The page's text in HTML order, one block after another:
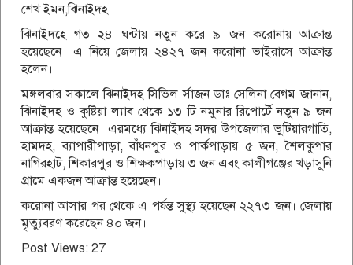
শেখ ইমন,ঝিনাইদহ
ঝিনাইদহে গত ২৪ ঘন্টায় নতুন করে ৯ জন করোনায় আক্রান্ত
হয়েছেনে। এ নিয়ে জেলায় ২৪২৭ জন করোনা ভাইরাসে আক্রান্ত
হলেন।
মঙ্গলবার সকালে ঝিনাইদহ সিভিল র্সাজন ডাঃ সেলিনা বেগম জানান,
ঝিনাইদহ ও কুষ্টিয়া ল্যাব থেকে ১৩ টি নমুনার রিপোর্টে নতুন ৯ জন
আক্রান্ত হয়েছেনে। এরমধ্যে ঝিনাইদহ সদর উপজেলার ভুটিয়ারগাতি,
হামদহ, ব্যাপারীপাড়া, বাঁধনপুর ও পার্কপাড়ায় ৫ জন, শৈলকুপার
নাগিরহাট, শিকারপুর ও শিক্ষকপাড়ায় ৩ জন এবং কালীগঞ্জের খড়াসুনি
গ্রামে একজন আক্রান্ত হয়েছেন।
করোনা আসার পর থেকে এ পর্যন্ত সুস্থ্য হয়েছেন ২২৭৩ জন। জেলায়
মৃত্যুবরণ করেছেন ৪০ জন।
Post Views: 27